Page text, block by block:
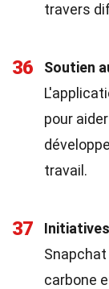
travers
36
Soutien
pour
travail.
37
carbone